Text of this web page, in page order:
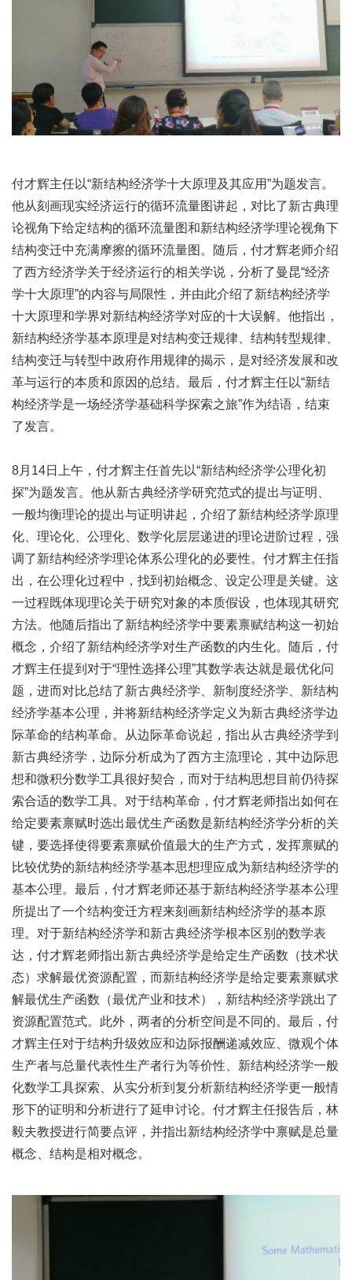
付才辉主任以“新结构经济学十大原理及其应用”为题发言。
他从刻画现实经济运行的循环流量图讲起，对比了新古典理
论视角下给定结构的循环流量图和新结构经济学理论视角下
结构变迁中充满摩擦的循环流量图。随后，付才辉老师介绍
了西方经济学关于经济运行的相关学说，分析了曼昆“经济
学十大原理”的内容与局限性，并由此介绍了新结构经济学
十大原理和学界对新结构经济学对应的十大误解。他指出，
新结构经济学基本原理是对结构变迁规律、结构转型规律、
结构变迁与转型中政府作用规律的揭示，是对经济发展和改
革与运行的本质和原因的总结。最后，付才辉主任以“新结
构经济学是一场经济学基础科学探索之旅”作为结语，结束
了发言。
8月14日上午，付才辉主任首先以“新结构经济学公理化初
探”为题发言。他从新古典经济学研究范式的提出与证明、
一般均衡理论的提出与证明讲起，介绍了新结构经济学原理
化、理论化、公理化、数学化层层递进的理论进阶过程，强
调了新结构经济学理论体系公理化的必要性。付才辉主任指
出，在公理化过程中，找到初始概念、设定公理是关键。这
一过程既体现理论关于研究对象的本质假设，也体现其研究
方法。他随后指出了新结构经济学中要素禀赋结构这一初始
概念，介绍了新结构经济学对生产函数的内生化。随后，付
才辉主任提到对于“理性选择公理”其数学表达就是最优化问
题，进而对比总结了新古典经济学、新制度经济学、新结构
经济学基本公理，并将新结构经济学定义为新古典经济学边
际革命的结构革命。从边际革命说起，指出从古典经济学到
新古典经济学，边际分析成为了西方主流理论，其中边际思
想和微积分数学工具很好契合，而对于结构思想目前仍待探
索合适的数学工具。对于结构革命，付才辉老师指出如何在
给定要素禀赋时选出最优生产函数是新结构经济学分析的关
键，要选择使得要素禀赋价值最大的生产方式，发挥禀赋的
比较优势的新结构经济学基本思想理应成为新结构经济学的
基本公理。最后，付才辉老师还基于新结构经济学基本公理
所提出了一个结构变迁方程来刻画新结构经济学的基本原
理。对于新结构经济学和新古典经济学根本区别的数学表
达，付才辉老师指出新古典经济学是给定生产函数（技术状
态）求解最优资源配置，而新结构经济学是给定要素禀赋求
解最优生产函数（最优产业和技术），新结构经济学跳出了
资源配置范式。此外，两者的分析空间是不同的。最后，付
才辉主任对于结构升级效应和边际报酬递减效应、微观个体
生产者与总量代表性生产者行为等价性、新结构经济学一般
化数学工具探索、从实分析到复分析新结构经济学更一般情
形下的证明和分析进行了延申讨论。付才辉主任报告后，林
毅夫教授进行简要点评，并指出新结构经济学中禀赋是总量
概念、结构是相对概念。